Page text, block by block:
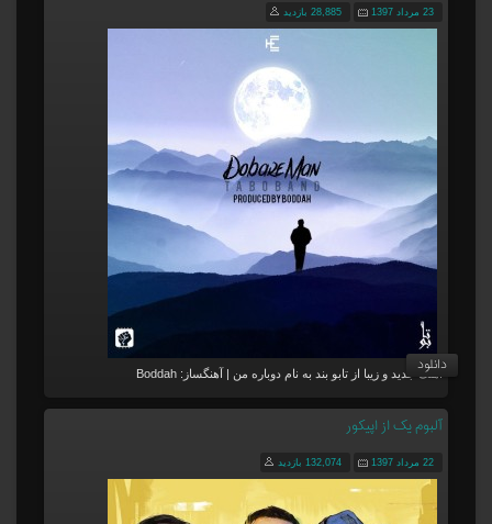
23 مرداد 1397 28,885 بازدید
آهنگ جدید و زیبا از تابو بند به نام دوباره من | آهنگساز: Boddah
دانلود
آلبوم یک از اپیکور
22 مرداد 1397 132,074 بازدید